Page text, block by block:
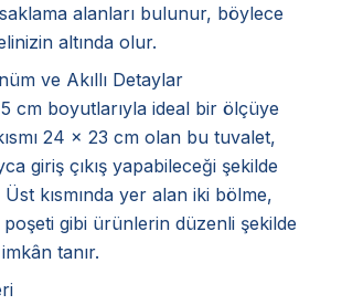
alanları bulunur, böylece
altında olur.
ve Akıllı Detaylar
cm boyutlarıyla ideal bir ölçüye
24 x 23 cm olan bu tuvalet,
giriş çıkış yapabileceği şekilde
Üst kısmında yer alan iki bölme,
gibi ürünlerin düzenli şekilde
tanır.